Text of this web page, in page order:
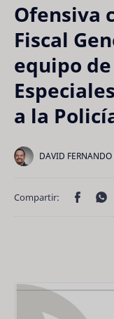
Ofensiva
Fiscal
equipo
a la